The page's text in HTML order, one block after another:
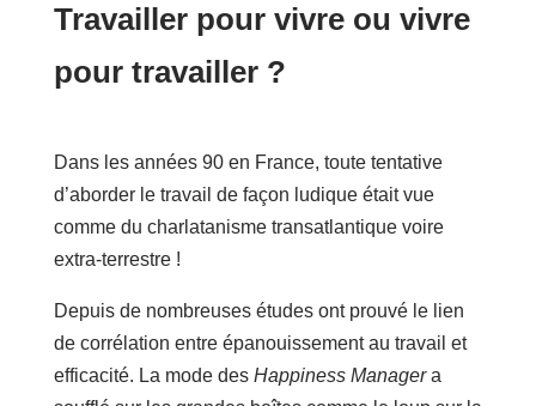
Travailler pour vivre ou vivre
pour travailler ?
Dans les années 90 en France, toute tentative
d’aborder le travail de façon ludique était vue
comme du charlatanisme transatlantique voire
extra-terrestre !
Depuis de nombreuses études ont prouvé le lien
de corrélation entre épanouissement au travail et
efficacité. La mode des Happiness Managera